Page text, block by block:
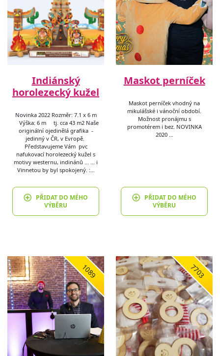
Indiánský
horolezecký kužel
Novinka 2022 Rozměr: 7.1 x 6 m
Výška: 6 m tj. cca 43 m2 Naše
originální ojedinělá grafika -
jedinný v ČR, v Evropě.
Představujeme Vám pvc
nafukovací horolezecký kužel s
motivy westernu, indinánů ... ... i
Vinnetou by byl spokojený. :…
PŘIDAT DO MÉHO
VÝBĚRU
Maskot perníček
Maskot perníček vhodný na
mikulášské i vánoční období.
Možnost pronájmu s
promotérem i bez. NOVINKA
2020 …
PŘIDAT DO MÉHO
VÝBĚRU
1089 7703